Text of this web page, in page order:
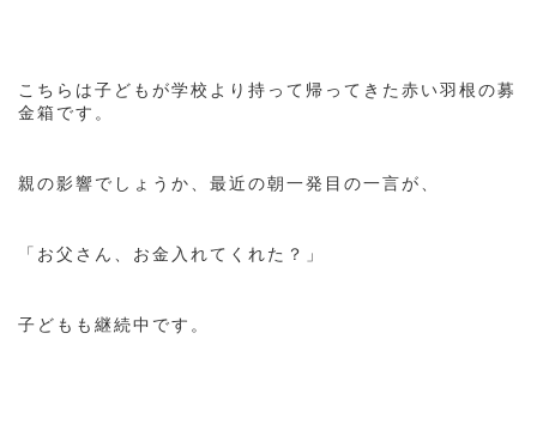
こちらは子どもが学校より持って帰ってきた赤い羽根の募
金箱です。
親の影響でしょうか、最近の朝一発目の一言が、
「お父さん、お金入れてくれた？」
子どもも継続中です。